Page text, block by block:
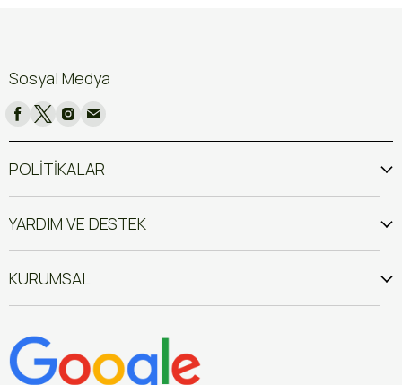
Sosyal Medya
POLİTİKALAR
YARDIM VE DESTEK
KURUMSAL